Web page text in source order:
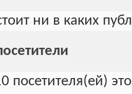
ни в каких
посетителя(ей)